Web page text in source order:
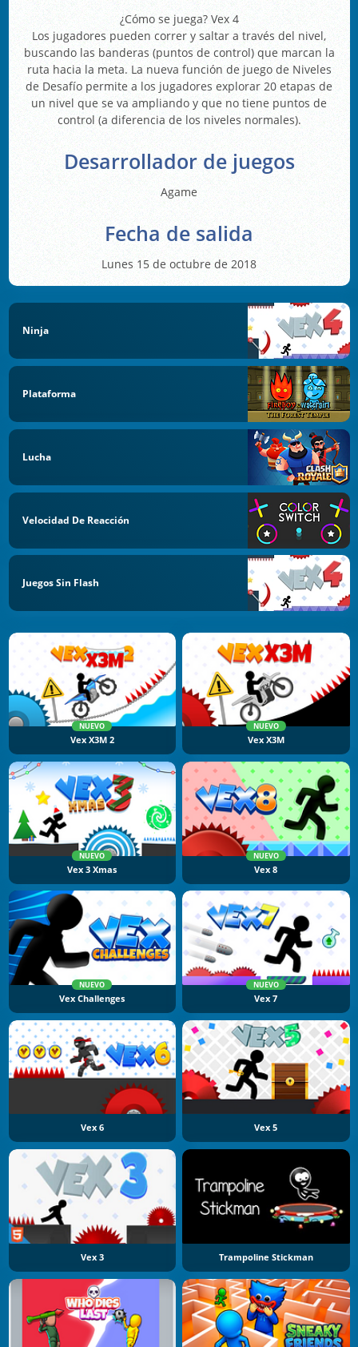
¿Cómo se juega? Vex 4
Los jugadores pueden correr y saltar a través del nivel,
buscando las banderas (puntos de control) que marcan la
ruta hacia la meta. La nueva función de juego de Niveles
de Desafío permite a los jugadores explorar 20 etapas de
un nivel que se va ampliando y que no tiene puntos de
control (a diferencia de los niveles normales).
Desarrollador de juegos
Agame
Fecha de salida
Lunes 15 de octubre de 2018
Ninja
Plataforma
Lucha
Velocidad De Reacción
Juegos Sin Flash
NUEVO
Vex X3M 2
NUEVO
Vex X3M
NUEVO
Vex 3 Xmas
NUEVO
Vex 8
NUEVO
Vex Challenges
NUEVO
Vex 7
Vex 6 Vex 5
Vex 3 Trampoline Stickman